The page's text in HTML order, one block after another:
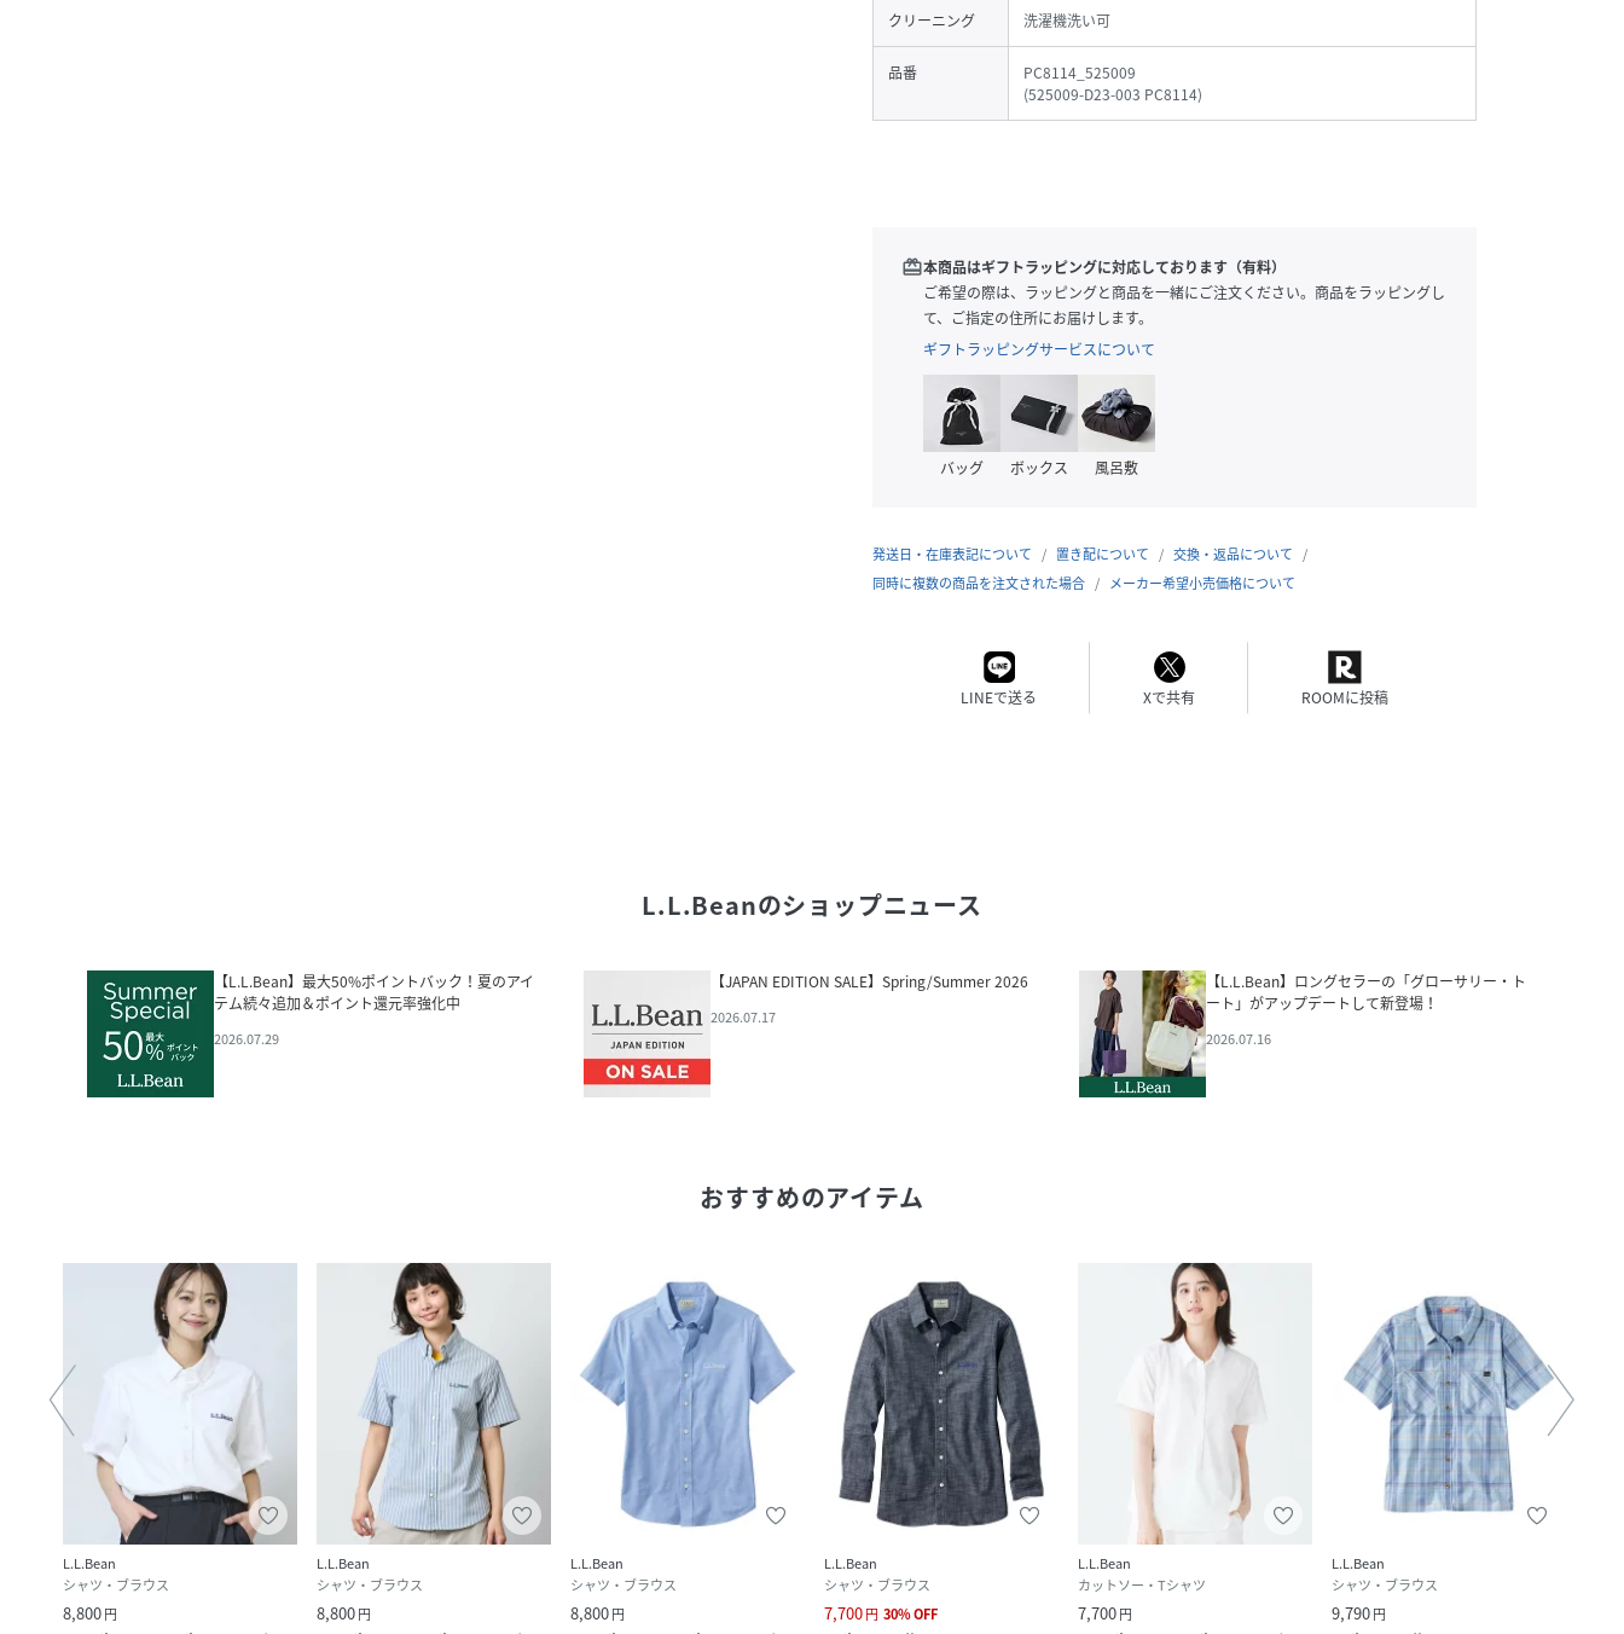
クリーニング 洗濯機洗い可
品番
PC8114_525009
(525009-D23-003 PC8114)
redeem本商品はギフトラッピングに対応しております（有料）
ご希望の際は、ラッピングと商品を一緒にご注文ください。商品をラッピングし
て、ご指定の住所にお届けします。
ギフトラッピングサービスについて
バッグ ボックス 風呂敷
発送日・在庫表記について 置き配について
交換・返品について
同時に複数の商品を注文された場合
メーカー希望小売価格について
LINEで送る Xで共有 ROOMに投稿
L.L.Beanのショップニュース
【L.L.Bean】最大50%ポイントバック！夏のアイ
テム続々追加＆ポイント還元率強化中
2026.07.29
【JAPAN EDITION SALE】Spring/Summer 2026
2026.07.17
【L.L.Bean】ロングセラーの「グローサリー・ト
ート」がアップデートして新登場！
2026.07.16
おすすめのアイテム
L.L.Bean
シャツ・ブラウス
8,800円
L.L.Bean
シャツ・ブラウス
8,800円
L.L.Bean
シャツ・ブラウス
8,800円
L.L.Bean
シャツ・ブラウス
7,700円 30%OFF
L.L.Bean
カットソー・Tシャツ
7,700円
L.L.Bean
シャツ・ブラウス
9,790円